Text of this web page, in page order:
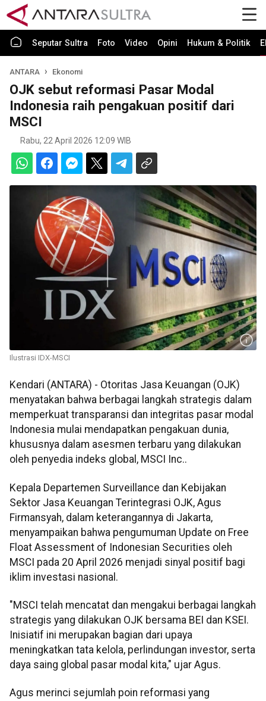
Seputar Sultra Foto Video Opini Hukum & Politik
ANTARA Ekonomi
OJK sebut reformasi Pasar Modal
Indonesia raih pengakuan positif dari
MSCI
Rabu, 22 April 2026 12:09 WIB
Ilustrasi IDX-MSCI
Kendari (ANTARA) - Otoritas Jasa Keuangan (OJK)
menyatakan bahwa berbagai langkah strategis dalam
memperkuat transparansi dan integritas pasar modal
Indonesia mulai mendapatkan pengakuan dunia,
khususnya dalam asesmen terbaru yang dilakukan
oleh penyedia indeks global, MSCI Inc..
Kepala Departemen Surveillance dan Kebijakan
Sektor Jasa Keuangan Terintegrasi OJK, Agus
Firmansyah, dalam keterangannya di Jakarta,
menyampaikan bahwa pengumuman Update on Free
Float Assessment of Indonesian Securities oleh
MSCI pada 20 April 2026 menjadi sinyal positif bagi
iklim investasi nasional.
"MSCI telah mencatat dan mengakui berbagai langkah
strategis yang dilakukan OJK bersama BEI dan KSEI.
Inisiatif ini merupakan bagian dari upaya
meningkatkan tata kelola, perlindungan investor, serta
daya saing global pasar modal kita," ujar Agus.
Agus merinci sejumlah poin reformasi yang